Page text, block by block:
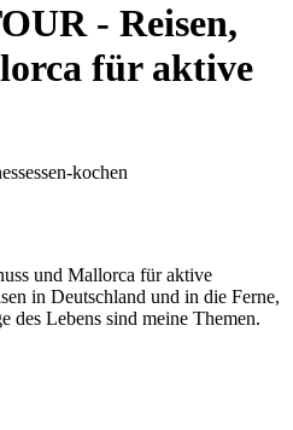
- Reisen,
für aktive
essen-kochen
und Mallorca für aktive
in Deutschland und in die Ferne,
des Lebens sind meine Themen.